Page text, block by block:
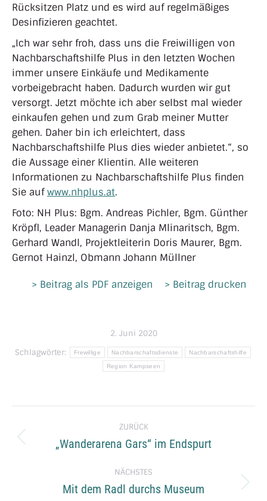
Rücksitzen Platz und es wird auf regelmäßiges
Desinfizieren geachtet.
„Ich war sehr froh, dass uns die Freiwilligen von
Nachbarschaftshilfe Plus in den letzten Wochen
immer unsere Einkäufe und Medikamente
vorbeigebracht haben. Dadurch wurden wir gut
versorgt. Jetzt möchte ich aber selbst mal wieder
einkaufen gehen und zum Grab meiner Mutter
gehen. Daher bin ich erleichtert, dass
Nachbarschaftshilfe Plus dies wieder anbietet.“, so
die Aussage einer Klientin. Alle weiteren
Informationen zu Nachbarschaftshilfe Plus finden
Sie aufwww.nhplus.at.
Foto: NH Plus: Bgm. Andreas Pichler, Bgm. Günther
Kröpfl, Leader Managerin Danja Mlinaritsch, Bgm.
Gerhard Wandl, Projektleiterin Doris Maurer, Bgm.
Gernot Hainzl, Obmann Johann Müllner
> Beitrag als PDF anzeigen > Beitrag drucken
2. Juni 2020
Schlagwörter:
Frewillige Nachbarschaftsdienste Nachbarschaftshilfe
Region Kampseen
ZURÜCK
Vorheriger
„Wanderarena Gars“ im Endspurt
NÄCHSTES
Nächster
Mit dem Radl durchs Museum